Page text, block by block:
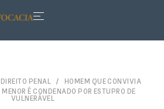
DIREITO PENAL
HOMEM QUE CONVIVIA
É CONDENADO POR ESTUPRO DE
VULNERÁVEL